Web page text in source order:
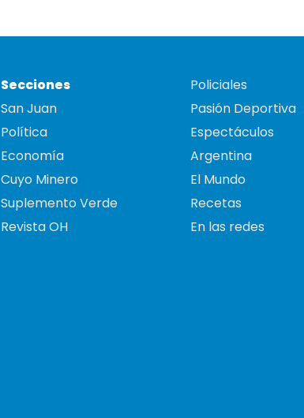
Secciones
San Juan
Política
Economía
Cuyo Minero
Suplemento Verde
Revista OH
Policiales
Pasión Deportiva
Espectáculos
Argentina
El Mundo
Recetas
En las redes